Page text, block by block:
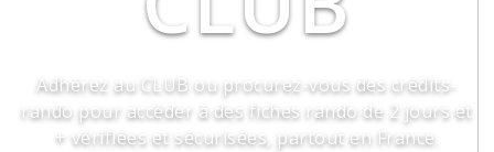
Adhérez au CLUB ou procurez-vous des crédits-
rando pour accéder à des fiches rando de 2 jours et
+ vérifiées et sécurisées, partout en France.